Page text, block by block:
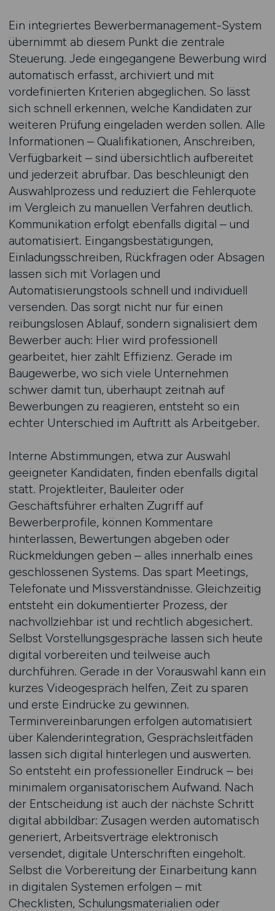
Ein integriertes Bewerbermanagement-System
übernimmt ab diesem Punkt die zentrale
Steuerung. Jede eingegangene Bewerbung wird
automatisch erfasst, archiviert und mit
vordefinierten Kriterien abgeglichen. So lässt
sich schnell erkennen, welche Kandidaten zur
weiteren Prüfung eingeladen werden sollen. Alle
Informationen – Qualifikationen, Anschreiben,
Verfügbarkeit – sind übersichtlich aufbereitet
und jederzeit abrufbar. Das beschleunigt den
Auswahlprozess und reduziert die Fehlerquote
im Vergleich zu manuellen Verfahren deutlich.
Kommunikation erfolgt ebenfalls digital – und
automatisiert. Eingangsbestätigungen,
Einladungsschreiben, Rückfragen oder Absagen
lassen sich mit Vorlagen und
Automatisierungstools schnell und individuell
versenden. Das sorgt nicht nur für einen
reibungslosen Ablauf, sondern signalisiert dem
Bewerber auch: Hier wird professionell
gearbeitet, hier zählt Effizienz. Gerade im
Baugewerbe, wo sich viele Unternehmen
schwer damit tun, überhaupt zeitnah auf
Bewerbungen zu reagieren, entsteht so ein
echter Unterschied im Auftritt als Arbeitgeber.
Interne Abstimmungen, etwa zur Auswahl
geeigneter Kandidaten, finden ebenfalls digital
statt. Projektleiter, Bauleiter oder
Geschäftsführer erhalten Zugriff auf
Bewerberprofile, können Kommentare
hinterlassen, Bewertungen abgeben oder
Rückmeldungen geben – alles innerhalb eines
geschlossenen Systems. Das spart Meetings,
Telefonate und Missverständnisse. Gleichzeitig
entsteht ein dokumentierter Prozess, der
nachvollziehbar ist und rechtlich abgesichert.
Selbst Vorstellungsgespräche lassen sich heute
digital vorbereiten und teilweise auch
durchführen. Gerade in der Vorauswahl kann ein
kurzes Videogespräch helfen, Zeit zu sparen
und erste Eindrücke zu gewinnen.
Terminvereinbarungen erfolgen automatisiert
über Kalenderintegration, Gesprächsleitfäden
lassen sich digital hinterlegen und auswerten.
So entsteht ein professioneller Eindruck – bei
minimalem organisatorischem Aufwand. Nach
der Entscheidung ist auch der nächste Schritt
digital abbildbar: Zusagen werden automatisch
generiert, Arbeitsverträge elektronisch
versendet, digitale Unterschriften eingeholt.
Selbst die Vorbereitung der Einarbeitung kann
in digitalen Systemen erfolgen – mit
Checklisten, Schulungsmaterialien oder